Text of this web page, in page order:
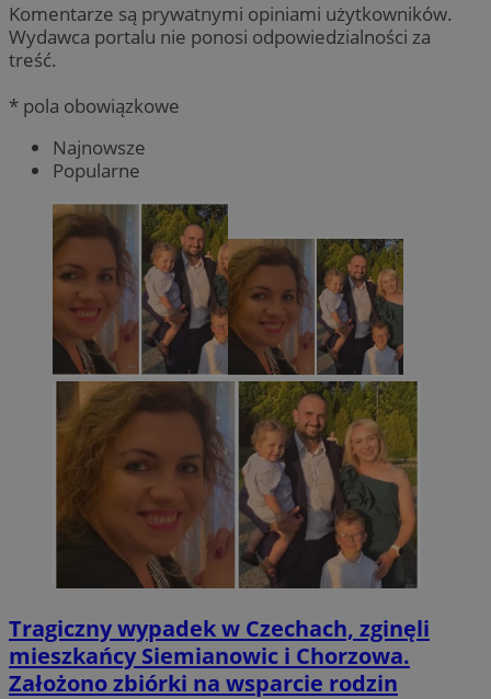
Komentarze są prywatnymi opiniami użytkowników.
Wydawca portalu nie ponosi odpowiedzialności za
treść.
* pola obowiązkowe
Najnowsze
Popularne
Tragiczny wypadek w Czechach, zginęli
mieszkańcy Siemianowic i Chorzowa.
Założono zbiórki na wsparcie rodzin